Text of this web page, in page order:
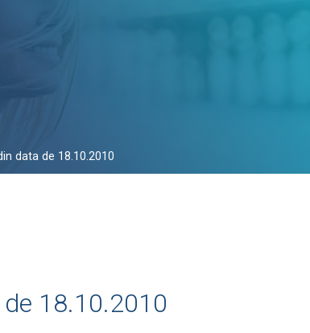
data de 18.10.2010
18.10.2010